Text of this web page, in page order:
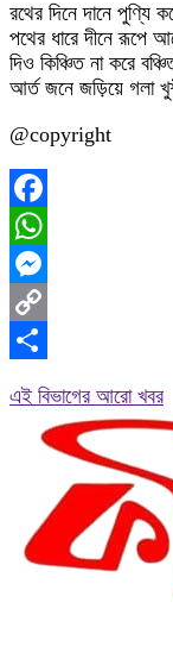
রথের দিনে দানে পুণ্যি
পথের ধারে দীনে রূপে
দিও কিঞ্চিত না করে
আর্ত জনে জড়িয়ে গলা
@copyright
Facebook
WhatsApp
Messenger
Copy
এই বিভাগের আরো খবর